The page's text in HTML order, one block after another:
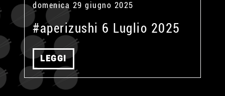
domenica 29 giugno 2025
#aperizushi 6 Luglio 2025
LEGGI